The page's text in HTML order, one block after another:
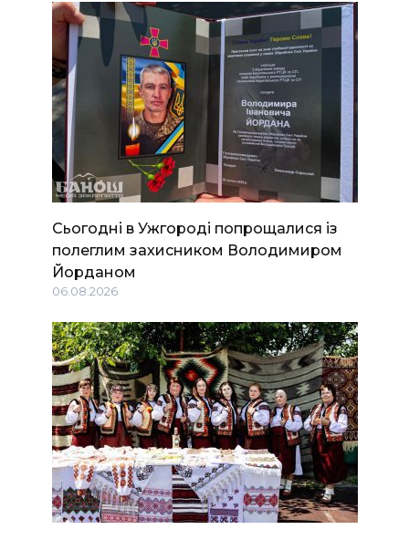
Сьогодні в Ужгороді попрощалися із
полеглим захисником Володимиром
Йорданом
06.08.2026